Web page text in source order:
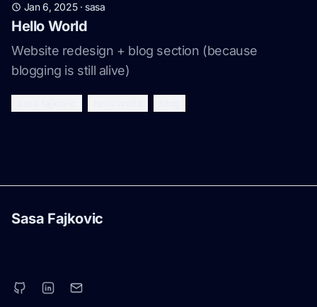
Jan 6, 2025· sasa
Hello World
Website redesign + blog section (because
blogging is still alive)
Sasa Fajkovic